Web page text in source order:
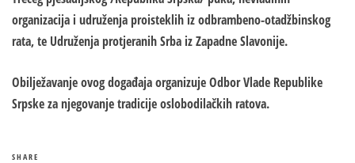
organizacija i udruženja proisteklih iz odbrambeno-otadžbinskog
rata, te Udruženja protjeranih Srba iz Zapadne Slavonije.
Obilježavanje ovog događaja organizuje Odbor Vlade Republike
Srpske za njegovanje tradicije oslobodilačkih ratova.
SHARE